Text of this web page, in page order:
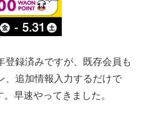
登録済みですが、既存会員も
、追加情報入力するだけで
早速やってきました。